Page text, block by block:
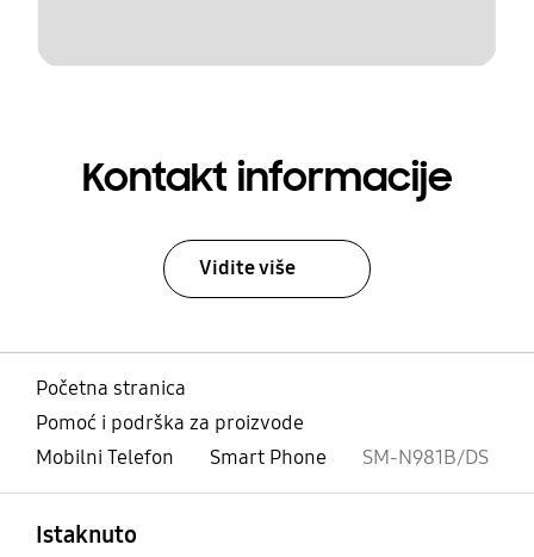
Kontakt informacije
Vidite više
Početna stranica
Pomoć i podrška za proizvode
Mobilni Telefon
Smart Phone SM-N981B/DS
Istaknuto